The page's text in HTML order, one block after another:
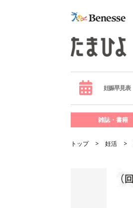
妊娠早見表
雑誌・書籍
トップ 妊活